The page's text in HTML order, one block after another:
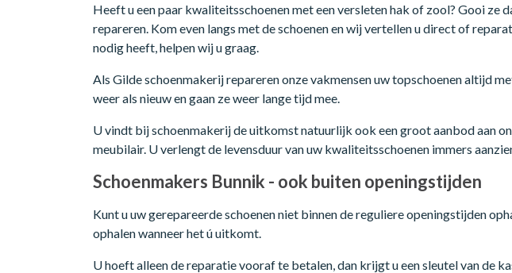
Heeft u een paar kwaliteitsschoenen met een versleten hak of zool? Gooi
repareren. Kom even langs met de schoenen en wij vertellen u direct of
nodig heeft, helpen wij u graag.
Als Gilde schoenmakerij repareren onze vakmensen uw topschoenen altijd
weer als nieuw en gaan ze weer lange tijd mee.
U vindt bij schoenmakerij de uitkomst natuurlijk ook een groot aanbod aan
meubilair. U verlengt de levensduur van uw kwaliteitsschoenen immers
Schoenmakers Bunnik - ook buiten openingstijden
Kunt u uw gerepareerde schoenen niet binnen de reguliere openingstijden
ophalen wanneer het ú uitkomt.
U hoeft alleen de reparatie vooraf te betalen, dan krijgt u een sleutel van de